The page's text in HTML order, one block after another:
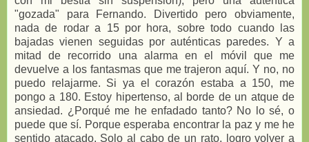
"gozada" para Fernando. Divertido pero obviamente,
nada de rodar a 15 por hora, sobre todo cuando las
bajadas vienen seguidas por auténticas paredes. Y a
mitad de recorrido una alarma en el móvil que me
devuelve a los fantasmas que me trajeron aquí. Y no, no
puedo relajarme. Si ya el corazón estaba a 150, me
pongo a 180. Estoy hipertenso, al borde de un atque de
ansiedad. ¿Porqué me he enfadado tanto? No lo sé, o
puede que sí. Porque esperaba encontrar la paz y me he
sentido atacado. Solo al cabo de un rato, logro volver a